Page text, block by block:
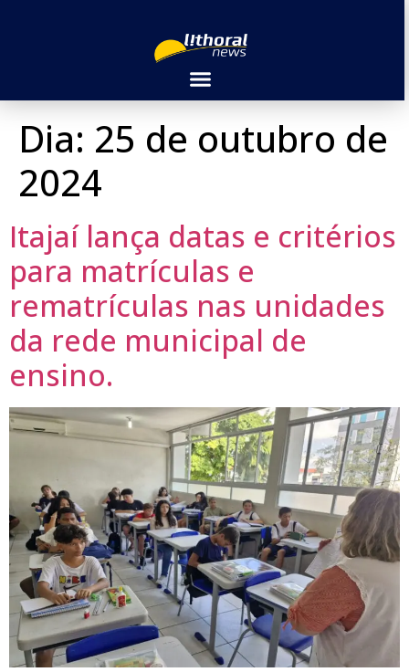
Dia: 25 de outubro de
2024
Itajaí lança datas e critérios
para matrículas e
rematrículas nas unidades
da rede municipal de
ensino.